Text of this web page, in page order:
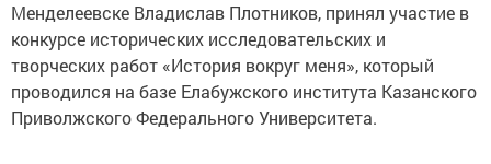
Менделеевске Владислав Плотников, принял участие в
конкурсе исторических исследовательских и
творческих работ «История вокруг меня», который
проводился на базе Елабужского института Казанского
Приволжского Федерального Университета.